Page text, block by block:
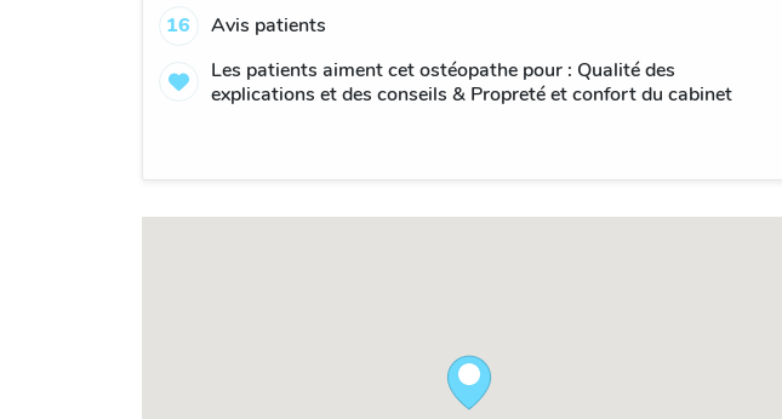
16
Avis patients
Les patients aiment cet ostéopathe pour : Qualité des
explications et des conseils & Propreté et confort du cabinet